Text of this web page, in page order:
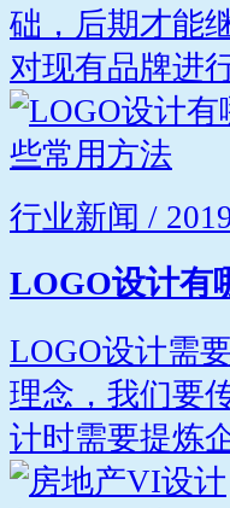
础，后期才能
对现有品牌进
行业新闻 /
LOGO设计有
LOGO设计需
理念，我们要
计时需要提炼